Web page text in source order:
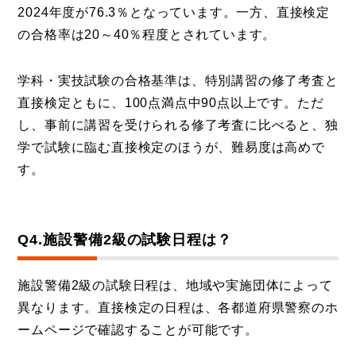
2024年度が76.3％となっています。一方、直接検定
の合格率は20～40％程度とされています。
学科・実技試験の合格基準は、特別講習の修了考査と
直接検定ともに、100点満点中90点以上です。ただ
し、事前に講習を受けられる修了考査に比べると、独
学で試験に臨む直接検定のほうが、難易度は高めで
す。
Q4.施設警備2級の試験日程は？
施設警備2級の試験日程は、地域や実施団体によって
異なります。直接検定の日程は、各都道府県警察のホ
ームページで確認することが可能です。